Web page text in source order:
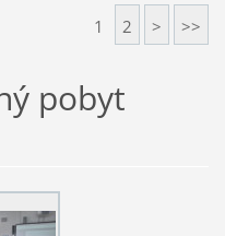
1 2 > >>
pobyt